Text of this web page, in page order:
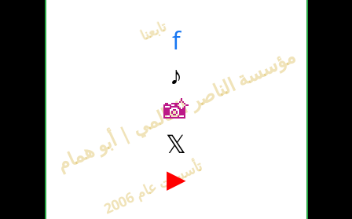
تابعنا
مؤسسة الناصر العالمي | أبو همام
تأ
س
س
ت
ع
ا
م
2
0
06
f
♪
📸
𝕏
▶